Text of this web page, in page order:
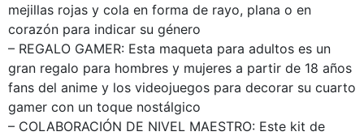
mejillas rojas y cola en forma de rayo, plana o en
corazón para indicar su género
– REGALO GAMER: Esta maqueta para adultos es un
gran regalo para hombres y mujeres a partir de 18 años
fans del anime y los videojuegos para decorar su cuarto
gamer con un toque nostálgico
– COLABORACIÓN DE NIVEL MAESTRO: Este kit de